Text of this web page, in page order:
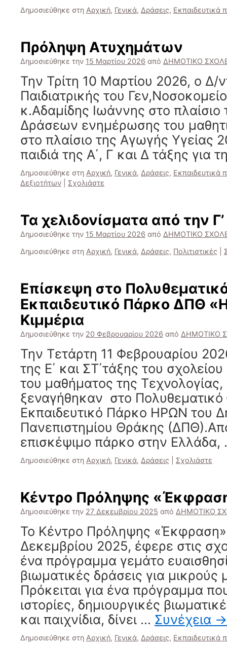
Δημοσιεύθηκε στη Αρχική, Γενικά, Δράσεις, Εκπαιδευτικά
Πρόληψη Ατυχημάτων
Δημοσιεύθηκε την 15 Μαρτίου 2026 από ΔΗΜΟΤΙΚΟ
Την Τρίτη 10 Μαρτίου 2026, ο Δ/
Παιδιατρικής του
κ.Αδαμίδης Ιωάννης στο πλαίσιο
Δράσεων ενημέρωσης του
στο πλαίσιο της Αγωγής Υγείας
παιδιά της Α΄, Γ και Δ τάξης για
Δημοσιεύθηκε στη Αρχική, Γενικά, Δράσεις, Εκπαιδευτικά
Δεξιοτήτων
Σχολιάστε
Τα χελιδονίσματα από την
Δημοσιεύθηκε την 15 Μαρτίου 2026 από ΔΗΜΟΤΙΚΟ
Δημοσιεύθηκε στη Αρχική, Γενικά, Δράσεις, Πολιτιστικές
Επίσκεψη στο
Εκπαιδευτικό Πάρκο ΔΠΘ
Κιμμέρια
Δημοσιεύθηκε την 20 Φεβρουαρίου 2026 από ΔΗΜΟΤΙΚΟ
Την Τετάρτη 11 Φεβρουαρίου
της Ε΄ και ΣΤ΄τάξης του
του μαθήματος της
ξεναγήθηκαν στο Πολυθεματικό
Εκπαιδευτικό Πάρκο ΗΡΩΝ του
Πανεπιστημίου Θράκης
επισκέψιμο πάρκο στην
Δημοσιεύθηκε στη Αρχική, Γενικά, Δράσεις Σχολιάστε
Κέντρο Πρόληψης
Δημοσιεύθηκε την 27 Δεκεμβρίου 2025 από ΔΗΜΟΤΙΚΟ
Το Κέντρο Πρόληψης «Έκφραση»,
Δεκεμβρίου 2025, έφερε στις
ένα πρόγραμμα γεμάτο
βιωματικές δράσεις για μικρούς
Πρόκειται για ένα πρόγραμμα
ιστορίες, δημιουργικές
και παιχνίδια, δίνει … Συνέχεια →
Δημοσιεύθηκε στη Αρχική, Γενικά, Δράσεις, Εκπαιδευτικά